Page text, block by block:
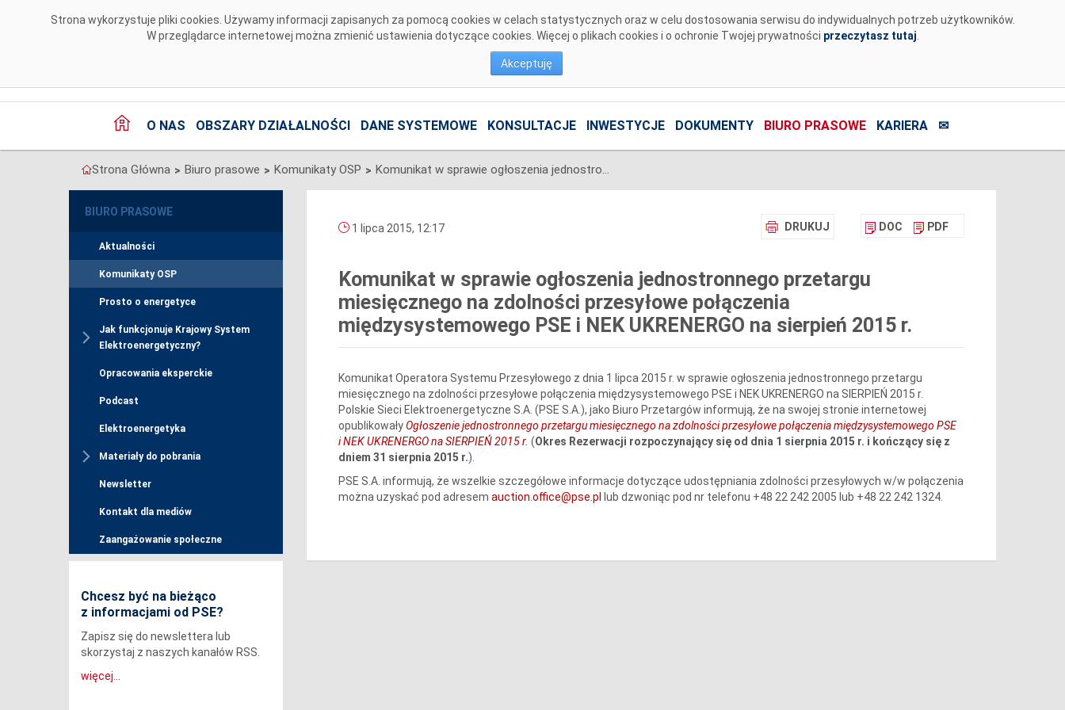
Strona wykorzystuje pliki cookies. Używamy informacji zapisanych za pomocą cookies w celach statystycznych oraz w celu dostosowania serwisu do indywidualnych potrzeb użytkowników.
W przeglądarce internetowej można zmienić ustawienia dotyczące cookies. Więcej o plikach cookies i o ochronie Twojej prywatności przeczytasz tutaj
Akceptuję
O NAS OBSZARY DZIAŁALNOŚCI DANE SYSTEMOWE KONSULTACJE INWESTYCJE DOKUMENTY BIURO PRASOWE KARIERA ✉
Strona Główna > Biuro prasowe > Komunikaty OSP > Komunikat w sprawie ogłoszenia jednostronnego przetargu miesięcznego na zdolności przesyłowe połączenia międzysystemowego PSE i NEK UKRENERGO na sierpień 2015 r.
BIURO PRASOWE
Aktualności
Komunikaty OSP
Prosto o energetyce
Jak funkcjonuje Krajowy System
Elektroenergetyczny?
Opracowania eksperckie
Podcast
Elektroenergetyka
Materiały do pobrania
Newsletter
Kontakt dla mediów
Zaangażowanie społeczne
Chcesz być na bieżąco
z informacjami od PSE?
Zapisz się do newslettera lub
skorzystaj z naszych kanałów RSS.
więcej...
DRUKUJ DOC PDF
1 lipca 2015, 12:17
Komunikat w sprawie ogłoszenia jednostronnego przetargu
miesięcznego na zdolności przesyłowe połączenia
międzysystemowego PSE i NEK UKRENERGO na sierpień 2015 r.
Komunikat Operatora Systemu Przesyłowego z dnia 1 lipca 2015 r. w sprawie ogłoszenia jednostronnego przetargu
miesięcznego na zdolności przesyłowe połączenia międzysystemowego PSE i NEK UKRENERGO na SIERPIEŃ 2015 r.
Polskie Sieci Elektroenergetyczne S.A. (PSE S.A.), jako Biuro Przetargów informują, że na swojej stronie internetowej
opublikowałyOgłoszenie jednostronnego przetargu miesięcznego na zdolności przesyłowe połączenia międzysystemowego PSE
i NEK UKRENERGO na SIERPIEŃ 2015 r. (Okres Rezerwacji rozpoczynający się od dnia 1 sierpnia 2015 r. i kończący się z
dniem 31 sierpnia 2015 r.).
PSE S.A. informują, że wszelkie szczegółowe informacje dotyczące udostępniania zdolności przesyłowych w/w połączenia
można uzyskać pod adresem auction.office@pse.pl lub dzwoniąc pod nr telefonu +48 22 242 2005 lub +48 22 242 1324.